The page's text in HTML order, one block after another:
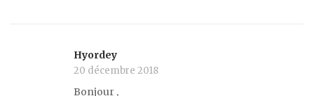
Hyordey
20 décembre 2018
Bonjour ,